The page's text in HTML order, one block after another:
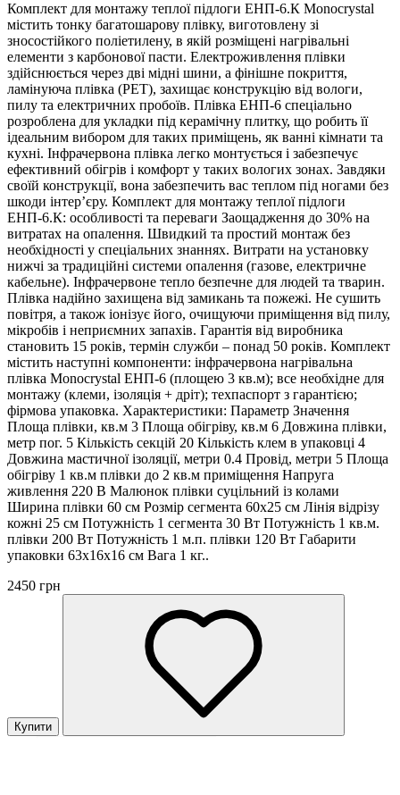
Комплект для монтажу теплої підлоги ЕНП-6.К Monocrystal
містить тонку багатошарову плівку, виготовлену зі
зносостійкого поліетилену, в якій розміщені нагрівальні
елементи з карбонової пасти. Електроживлення плівки
здійснюється через дві мідні шини, а фінішне покриття,
ламінуюча плівка (РЕТ), захищає конструкцію від вологи,
пилу та електричних пробоїв. Плівка ЕНП-6 спеціально
розроблена для укладки під керамічну плитку, що робить її
ідеальним вибором для таких приміщень, як ванні кімнати та
кухні. Інфрачервона плівка легко монтується і забезпечує
ефективний обігрів і комфорт у таких вологих зонах. Завдяки
своїй конструкції, вона забезпечить вас теплом під ногами без
шкоди інтер’єру. Комплект для монтажу теплої підлоги
ЕНП-6.К: особливості та переваги Заощадження до 30% на
витратах на опалення. Швидкий та простий монтаж без
необхідності у спеціальних знаннях. Витрати на установку
нижчі за традиційні системи опалення (газове, електричне
кабельне). Інфрачервоне тепло безпечне для людей та тварин.
Плівка надійно захищена від замикань та пожежі. Не сушить
повітря, а також іонізує його, очищуючи приміщення від пилу,
мікробів і неприємних запахів. Гарантія від виробника
становить 15 років, термін служби – понад 50 років. Комплект
містить наступні компоненти: інфрачервона нагрівальна
плівка Monocrystal ЕНП-6 (площею 3 кв.м); все необхідне для
монтажу (клеми, ізоляція + дріт); техпаспорт з гарантією;
фірмова упаковка. Характеристики: Параметр Значення
Площа плівки, кв.м 3 Площа обігріву, кв.м 6 Довжина плівки,
метр пог. 5 Кількість секцій 20 Кількість клем в упаковці 4
Довжина мастичної ізоляції, метри 0.4 Провід, метри 5 Площа
обігріву 1 кв.м плівки до 2 кв.м приміщення Напруга
живлення 220 В Малюнок плівки суцільний із колами
Ширина плівки 60 см Розмір сегмента 60х25 см Лінія відрізу
кожні 25 см Потужність 1 сегмента 30 Вт Потужність 1 кв.м.
плівки 200 Вт Потужність 1 м.п. плівки 120 Вт Габарити
упаковки 63х16х16 см Вага 1 кг..
2450 грн
Купити